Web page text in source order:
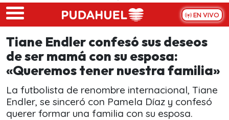
Skip to main content
EN VIVO
Tiane Endler confesó sus deseos
de ser mamá con su esposa:
«Queremos tener nuestra familia»
La futbolista de renombre internacional, Tiane
Endler, se sinceró con Pamela Díaz y confesó
querer formar una familia con su esposa.